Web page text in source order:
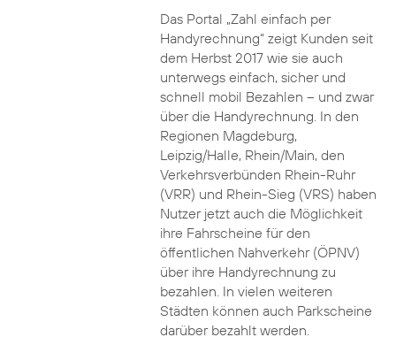
Das Portal „Zahl einfach per
Handyrechnung“ zeigt Kunden seit
dem Herbst 2017 wie sie auch
unterwegs einfach, sicher und
schnell mobil Bezahlen – und zwar
über die Handyrechnung. In den
Regionen Magdeburg,
Leipzig/Halle, Rhein/Main, den
Verkehrsverbünden Rhein-Ruhr
(VRR) und Rhein-Sieg (VRS) haben
Nutzer jetzt auch die Möglichkeit
ihre Fahrscheine für den
öffentlichen Nahverkehr (ÖPNV)
über ihre Handyrechnung zu
bezahlen. In vielen weiteren
Städten können auch Parkscheine
darüber bezahlt werden.